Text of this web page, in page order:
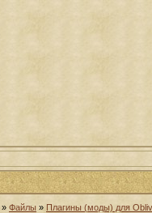
» Файлы » Плагины (моды) для